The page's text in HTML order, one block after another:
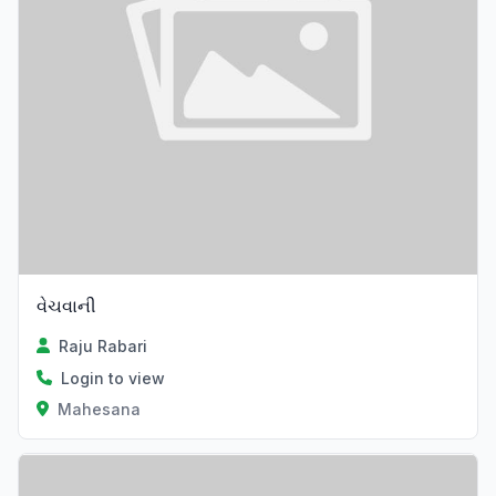
વેચવાની
Raju Rabari
Login to view
Mahesana